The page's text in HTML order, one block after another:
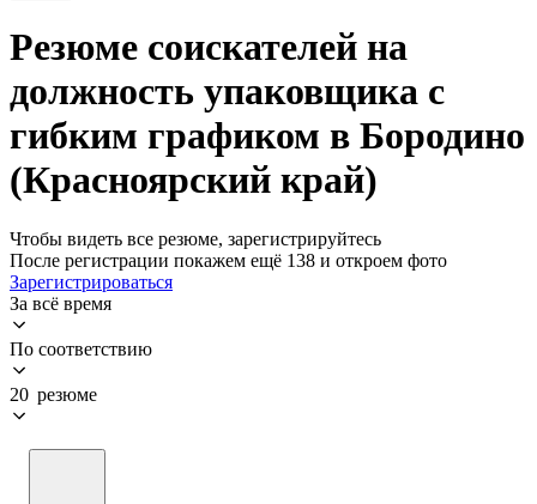
Резюме соискателей на
должность упаковщика с
гибким графиком в Бородино
(Красноярский край)
Чтобы видеть все резюме, зарегистрируйтесь
После регистрации покажем ещё 138 и откроем фото
Зарегистрироваться
За всё время
По соответствию
20 резюме